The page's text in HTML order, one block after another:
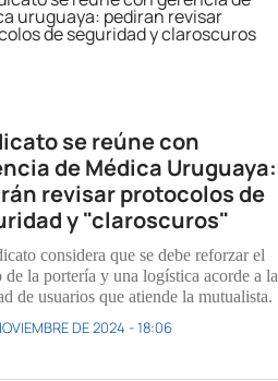
se reúne con
de Médica Uruguaya:
revisar protocolos de
y "claroscuros"
considera que se debe reforzar el
de la portería y una logística acorde a la
de usuarios que atiende la mutualista.
DE 2024 - 18:06